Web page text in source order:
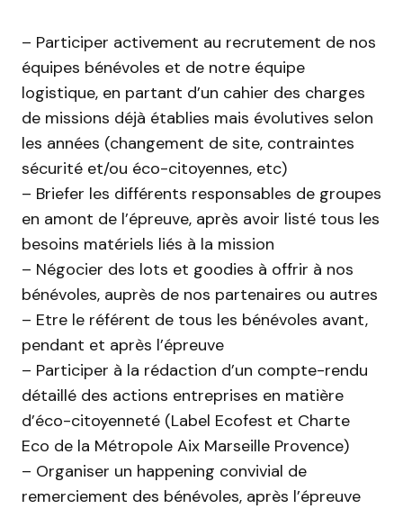
– Participer activement au recrutement de nos
équipes bénévoles et de notre équipe
logistique, en partant d’un cahier des charges
de missions déjà établies mais évolutives selon
les années (changement de site, contraintes
sécurité et/ou éco-citoyennes, etc)
– Briefer les différents responsables de groupes
en amont de l’épreuve, après avoir listé tous les
besoins matériels liés à la mission
– Négocier des lots et goodies à offrir à nos
bénévoles, auprès de nos partenaires ou autres
– Etre le référent de tous les bénévoles avant,
pendant et après l’épreuve
– Participer à la rédaction d’un compte-rendu
détaillé des actions entreprises en matière
d’éco-citoyenneté (Label Ecofest et Charte
Eco de la Métropole Aix Marseille Provence)
– Organiser un happening convivial de
remerciement des bénévoles, après l’épreuve